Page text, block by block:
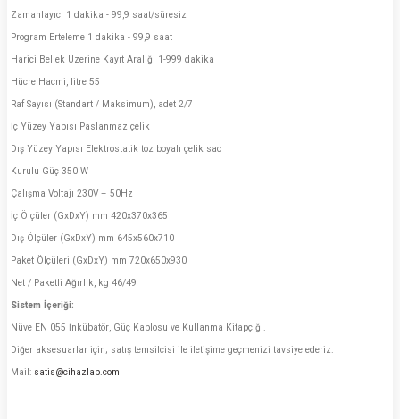
Zamanlayıcı 1 dakika - 99,9 saat/süresiz
Program Erteleme 1 dakika - 99,9 saat
Harici Bellek Üzerine Kayıt Aralığı 1-999 dakika
Hücre Hacmi, litre 55
Raf Sayısı (Standart / Maksimum), adet 2/7
İç Yüzey Yapısı Paslanmaz çelik
Dış Yüzey Yapısı Elektrostatik toz boyalı çelik sac
Kurulu Güç 350 W
Çalışma Voltajı 230V – 50Hz
İç Ölçüler (GxDxY) mm 420x370x365
Dış Ölçüler (GxDxY) mm 645x560x710
Paket Ölçüleri (GxDxY) mm 720x650x930
Net / Paketli Ağırlık, kg 46/49
Sistem İçeriği:
Nüve EN 055 İnkübatör, Güç Kablosu ve Kullanma Kitapçığı.
Diğer aksesuarlar için; satış temsilcisi ile iletişime geçmenizi tavsiye ederiz.
Mail: satis@cihazlab.com